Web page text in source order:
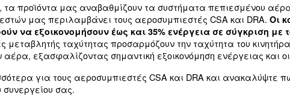
επισκευής χρησιμοποιούν αέρα για τη
μερικές φορές να παραβλεφθεί. Η Ceccato, με
εξοικονόμησης ενέργειας προσαρμοσμένων
γκάμα αξιόπιστων, τεχνολογικά
εμβολοφόροι αεροσυμπιεστές,